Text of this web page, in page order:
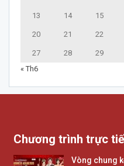
13 14 15
20 21 22
27 28 29
« Th6
Chương trình trực
Vòng chung